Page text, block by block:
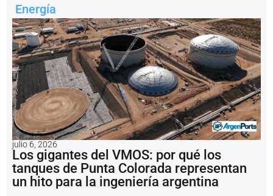
g
r
e
s
i
v
o
d
e
l
t
r
á
n
s
it
o
Energía
julio 6, 2026
Los gigantes del VMOS: por qué los
tanques de Punta Colorada representan
un hito para la ingeniería argentina